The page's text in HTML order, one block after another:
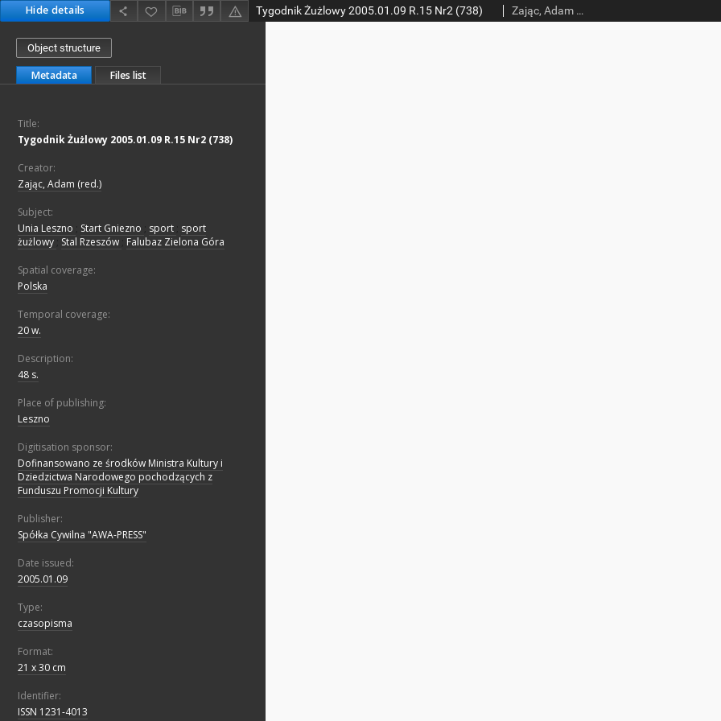
Hide details Tygodnik Żużlowy 2005.01.09 R.15 Nr2 (738) Zając, Adam (red.)
Object structure
Metadata Files list
Title:
Tygodnik Żużlowy 2005.01.09 R.15 Nr2 (738)
Creator:
Zając, Adam (red.)
Subject:
Unia Leszno
Start Gniezno sport sport
żużlowy Stal Rzeszów Falubaz Zielona Góra
Spatial coverage:
Polska
Temporal coverage:
20 w.
Description:
48 s.
Place of publishing:
Leszno
Digitisation sponsor:
Dofinansowano ze środków Ministra Kultury i
Dziedzictwa Narodowego pochodzących z
Funduszu Promocji Kultury
Publisher:
Spółka Cywilna "AWA-PRESS"
Date issued:
2005.01.09
Type:
czasopisma
Format:
21 x 30 cm
Identifier:
ISSN 1231-4013